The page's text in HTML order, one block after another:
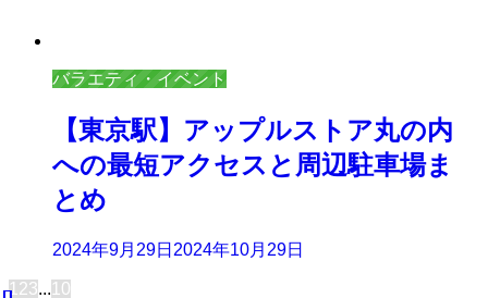
バラエティ・イベント
【東京駅】アップルストア丸の内
への最短アクセスと周辺駐車場ま
とめ
2024年9月29日 2024年10月29日
1 23...10